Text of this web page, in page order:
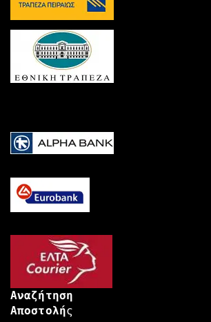
Αναζήτηση
Αποστολής